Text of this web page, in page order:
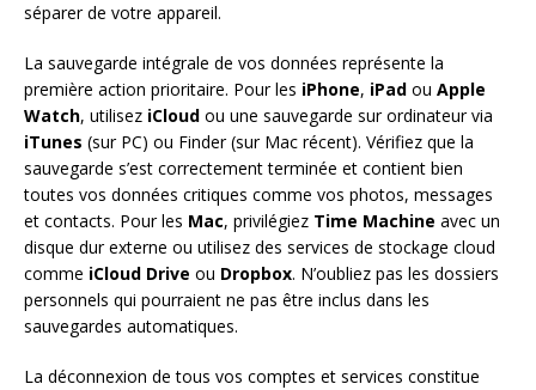
séparer de votre appareil.
La sauvegarde intégrale de vos données représente la
première action prioritaire. Pour les iPhone, iPad ou Apple
Watch, utilisez iCloud ou une sauvegarde sur ordinateur via
iTunes (sur PC) ou Finder (sur Mac récent). Vérifiez que la
sauvegarde s’est correctement terminée et contient bien
toutes vos données critiques comme vos photos, messages
et contacts. Pour les Mac, privilégiez Time Machine avec un
disque dur externe ou utilisez des services de stockage cloud
comme iCloud Drive ou Dropbox. N’oubliez pas les dossiers
personnels qui pourraient ne pas être inclus dans les
sauvegardes automatiques.
La déconnexion de tous vos comptes et services constitue